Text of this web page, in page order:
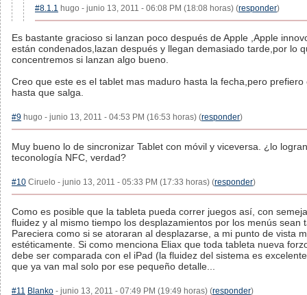
#8.1.1 hugo - junio 13, 2011 - 06:08 PM (18:08 horas) (responder)
Es bastante gracioso si lanzan poco después de Apple ,Apple
están condenados,lazan después y llegan demasiado tarde,por lo
concentremos si lanzan algo bueno.
Creo que este es el tablet mas maduro hasta la fecha,pero prefiero
hasta que salga.
#9 hugo - junio 13, 2011 - 04:53 PM (16:53 horas) (responder)
Muy bueno lo de sincronizar Tablet con móvil y viceversa. ¿lo
teconología NFC, verdad?
#10 Ciruelo - junio 13, 2011 - 05:33 PM (17:33 horas) (responder)
Como es posible que la tableta pueda correr juegos así, con
fluidez y al mismo tiempo los desplazamientos por los menús sean
Pareciera como si se atoraran al desplazarse, a mi punto de vista
estéticamente. Si como menciona Eliax que toda tableta nueva
debe ser comparada con el iPad (la fluidez del sistema es
que ya van mal solo por ese pequeño detalle...
#11 Blanko - junio 13, 2011 - 07:49 PM (19:49 horas) (responder)